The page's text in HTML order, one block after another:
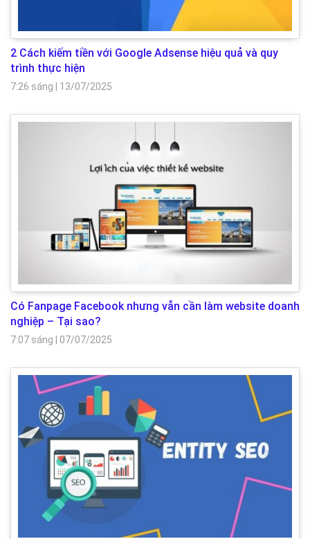
2 Cách kiếm tiền với Google Adsense hiệu quả và quy
trình thực hiện
7:26 sáng 13/07/2025
Có Fanpage Facebook nhưng vẫn cần làm website doanh
nghiệp – Tại sao?
7:07 sáng 07/07/2025